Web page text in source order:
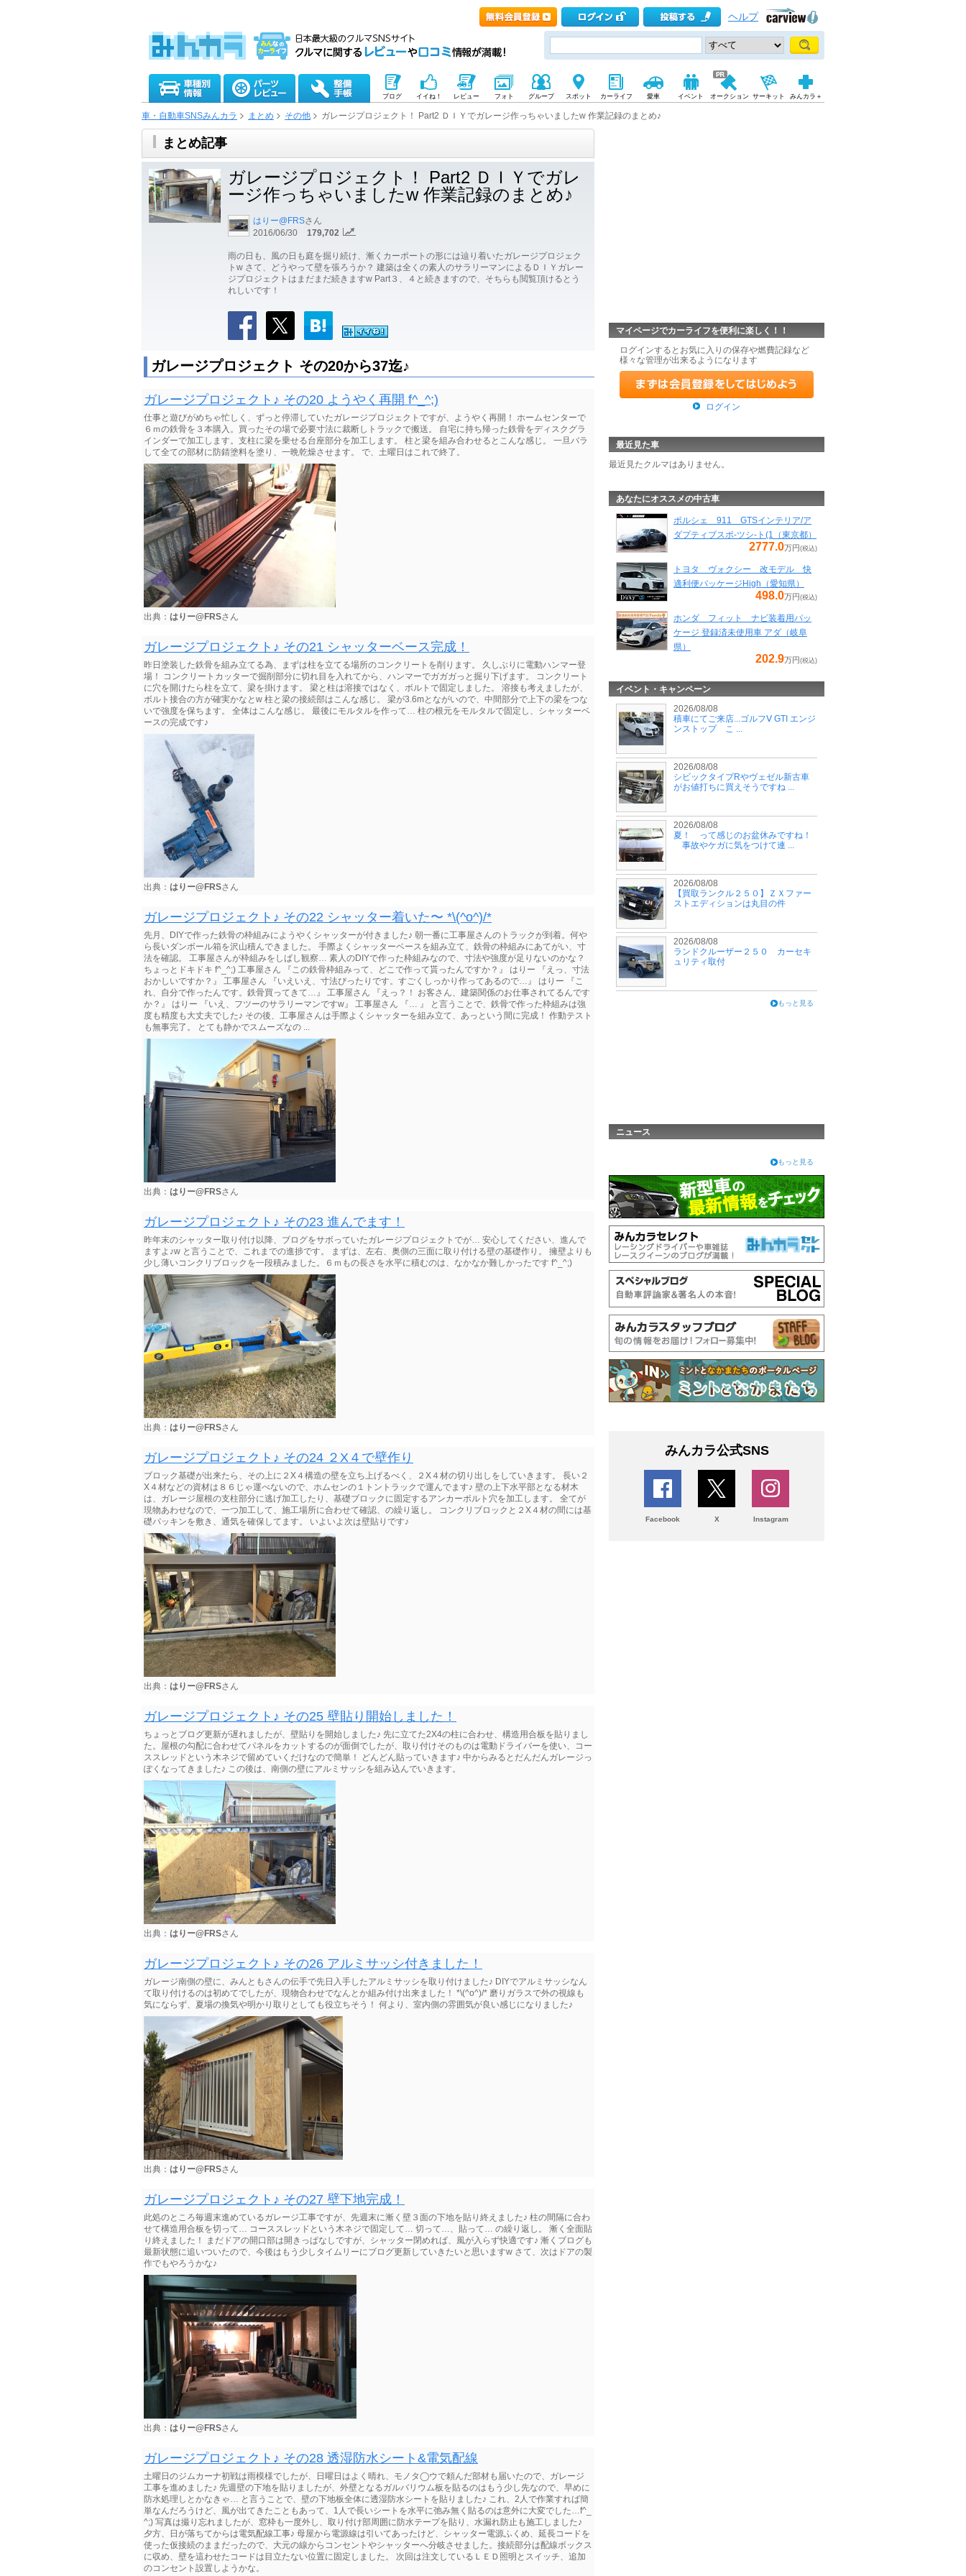
ヘルプ
ブログ イイね！ レビュー フォト グループ スポット カーライフ 愛車 イベント オークション サーキット みんカラ＋
車・自動車SNSみんカラ まとめ その他 ガレージプロジェクト！ Part2 ＤＩＹでガレージ作っちゃいましたw 作業記録のまとめ♪
まとめ記事
ガレージプロジェクト！ Part2 ＤＩＹでガレ
ージ作っちゃいましたw 作業記録のまとめ♪
はりー@FRSさん
2016/06/30
179,702
雨の日も、風の日も庭を掘り続け、漸くカーポートの形には辿り着いたガレージプロジェク
トw さて、どうやって壁を張ろうか？ 建築は全くの素人のサラリーマンによるＤＩＹガレー
ジプロジェクトはまだまだ続きますw Part３、４と続きますので、そちらも閲覧頂けるとう
れしいです！
ガレージプロジェクト その20から37迄♪
ガレージプロジェクト♪ その20 ようやく再開 f^_^;)
仕事と遊びがめちゃ忙しく、ずっと停滞していたガレージプロジェクトですが、ようやく再開！ ホームセンターで
６ｍの鉄骨を３本購入。買ったその場で必要寸法に裁断しトラックで搬送。 自宅に持ち帰った鉄骨をディスクグラ
インダーで加工します。支柱に梁を乗せる台座部分を加工します。 柱と梁を組み合わせるとこんな感じ。 一旦バラ
して全ての部材に防錆塗料を塗り、一晩乾燥させます。 で、土曜日はこれで終了。
出典： はりー@FRSさん
ガレージプロジェクト♪ その21 シャッターベース完成！
昨日塗装した鉄骨を組み立てる為、まずは柱を立てる場所のコンクリートを削ります。 久しぶりに電動ハンマー登
場！ コンクリートカッターで掘削部分に切れ目を入れてから、ハンマーでガガガっと掘り下げます。 コンクリート
に穴を開けたら柱を立て、梁を掛けます。 梁と柱は溶接ではなく、ボルトで固定しました。 溶接も考えましたが、
ボルト接合の方が確実かなとw 柱と梁の接続部はこんな感じ。 梁が3.6mとながいので、中間部分で上下の梁をつな
いで強度を保ちます。 全体はこんな感じ。 最後にモルタルを作って… 柱の根元をモルタルで固定し、シャッターベ
ースの完成です♪
出典： はりー@FRSさん
ガレージプロジェクト♪ その22 シャッター着いた〜 *\(^o^)/*
先月、DIYで作った鉄骨の枠組みにようやくシャッターが付きました♪ 朝一番に工事屋さんのトラックが到着。何や
ら長いダンボール箱を沢山積んできました。 手際よくシャッターベースを組み立て、鉄骨の枠組みにあてがい、寸
法を確認。 工事屋さんが枠組みをしばし観察… 素人のDIYで作った枠組みなので、寸法や強度が足りないのかな？
ちょっとドキドキ f^_^;) 工事屋さん 『この鉄骨枠組みって、どこで作って貰ったんですか？』 はりー 『えっ、寸法
おかしいですか？』 工事屋さん 『いえいえ、寸法ぴったりです。すごくしっかり作ってあるので…』 はりー 『こ
れ、自分で作ったんです。鉄骨買ってきて…』 工事屋さん 『えっ？！ お客さん、建築関係のお仕事されてるんです
か？』 はりー 『いえ、フツーのサラリーマンですw』 工事屋さん 『… 』 と言うことで、鉄骨で作った枠組みは強
度も精度も大丈夫でした♪ その後、工事屋さんは手際よくシャッターを組み立て、あっという間に完成！ 作動テスト
も無事完了。 とても静かでスムーズなの ...
出典： はりー@FRSさん
ガレージプロジェクト♪ その23 進んでます！
昨年末のシャッター取り付け以降、ブログをサボっていたガレージプロジェクトでが… 安心してください、進んで
ますよ♪w と言うことで、これまでの進捗です。 まずは、左右、奥側の三面に取り付ける壁の基礎作り。 擁壁よりも
少し薄いコンクリブロックを一段積みました。６ｍもの長さを水平に積むのは、なかなか難しかったです f^_^;)
出典： はりー@FRSさん
ガレージプロジェクト♪ その24 ２X４で壁作り
ブロック基礎が出来たら、その上に２X４構造の壁を立ち上げるべく、２X４材の切り出しをしていきます。 長い２
X４材などの資材は８６じゃ運べないので、ホムセンの１トントラックで運んでます♪ 壁の上下水平部となる材木
は、ガレージ屋根の支柱部分に逃げ加工したり、基礎ブロックに固定するアンカーボルト穴を加工します。 全てが
現物あわせなので、一つ加工して、施工場所に合わせて確認、の繰り返し。 コンクリブロックと２X４材の間には基
礎パッキンを敷き、通気を確保してます。 いよいよ次は壁貼りです♪
出典： はりー@FRSさん
ガレージプロジェクト♪ その25 壁貼り開始しました！
ちょっとブログ更新が遅れましたが、壁貼りを開始しました♪ 先に立てた2X4の柱に合わせ、構造用合板を貼りまし
た。屋根の勾配に合わせてパネルをカットするのが面倒でしたが、取り付けそのものは電動ドライバーを使い、コー
ススレッドという木ネジで留めていくだけなので簡単！ どんどん貼っていきます♪ 中からみるとだんだんガレージっ
ぽくなってきました♪ この後は、南側の壁にアルミサッシを組み込んでいきます。
出典： はりー@FRSさん
ガレージプロジェクト♪ その26 アルミサッシ付きました！
ガレージ南側の壁に、みんともさんの伝手で先日入手したアルミサッシを取り付けました♪ DIYでアルミサッシなん
て取り付けるのは初めてでしたが、現物合わせでなんとか組み付け出来ました！ *\(^o^)/* 磨りガラスで外の視線も
気にならず、夏場の換気や明かり取りとしても役立ちそう！ 何より、室内側の雰囲気が良い感じになりました♪
出典： はりー@FRSさん
ガレージプロジェクト♪ その27 壁下地完成！
此処のところ毎週末進めているガレージ工事ですが、先週末に漸く壁３面の下地を貼り終えました♪ 柱の間隔に合わ
せて構造用合板を切って… コーススレッドという木ネジで固定して… 切って…、貼って… の繰り返し。 漸く全面貼
り終えました！ まだドアの開口部は開きっぱなしですが、シャッター閉めれば、風が入らず快適です♪ 漸くブログも
最新状態に追いついたので、今後はもう少しタイムリーにブログ更新していきたいと思いますw さて、次はドアの製
作でもやろうかな♪
出典： はりー@FRSさん
ガレージプロジェクト♪ その28 透湿防水シート&電気配線
土曜日のジムカーナ初戦は雨模様でしたが、日曜日はよく晴れ、モノタ◯ウで頼んだ部材も届いたので、ガレージ
工事を進めました♪ 先週壁の下地を貼りましたが、外壁となるガルバリウム板を貼るのはもう少し先なので、早めに
防水処理しとかなきゃ… と言うことで、壁の下地板全体に透湿防水シートを貼りました♪ これ、2人で作業すれば簡
単なんだろうけど、風が出てきたこともあって、1人で長いシートを水平に弛み無く貼るのは意外に大変でした…f^_
^;) 写真は撮り忘れましたが、窓枠も一度外し、取り付け部周囲に防水テープを貼り、水漏れ防止も施工しました♪
夕方、日が落ちてからは電気配線工事♪ 母屋から電源線は引いてあったけど、シャッター電源ふくめ、延長コードを
使った仮接続のままだったので、大元の線からコンセントやシャッターへ分岐させました。接続部分は配線ボックス
に収め、壁を這わせたコードは目立たない位置に固定しました。 次回は注文しているＬＥＤ照明とスイッチ、追加
のコンセント設置しようかな。
マイページでカーライフを便利に楽しく！！
ログインするとお気に入りの保存や燃費記録など
様々な管理が出来るようになります
ログイン
最近見た車
最近見たクルマはありません。
あなたにオススメの中古車
ポルシェ 911 GTSインテリア/ア
ダプティブスポ-ツシ-ト(1（東京都）
2777.0万円(税込)
トヨタ ヴォクシー 改モデル 快
適利便パッケージHigh（愛知県）
498.0万円(税込)
ホンダ フィット ナビ装着用パッ
ケージ 登録済未使用車 アダ（岐阜
県）
202.9万円(税込)
イベント・キャンペーン
2026/08/08
積車にてご来店...ゴルフⅤ GTI エンジ
ンストップ こ ...
2026/08/08
シビックタイプRやヴェゼル新古車
がお値打ちに買えそうですね ...
2026/08/08
夏！ って感じのお盆休みですね！
事故やケガに気をつけて連 ...
2026/08/08
【買取ランクル２５０】ＺＸファー
ストエディションは丸目の件
2026/08/08
ランドクルーザー２５０ カーセキ
ュリティ取付
もっと見る
ニュース
もっと見る
みんカラ公式SNS
Facebook X Instagram